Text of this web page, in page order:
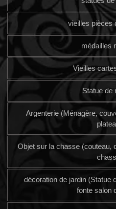
vieilles pièces
médailles
Vieilles
Statue de
Argenterie (Ménagère,
Objet sur la chasse (couteau,
décoration de jardin (Statue
fonte salon